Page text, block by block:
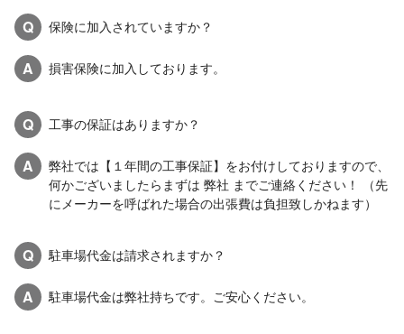
Q 保険に加入されていますか？
A 損害保険に加入しております。
Q 工事の保証はありますか？
A
弊社では【１年間の工事保証】をお付けしておりますので、
何かございましたらまずは 弊社 までご連絡ください！ （先
にメーカーを呼ばれた場合の出張費は負担致しかねます）
Q 駐車場代金は請求されますか？
A 駐車場代金は弊社持ちです。ご安心ください。